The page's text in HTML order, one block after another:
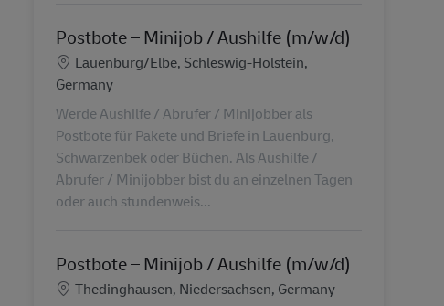
Postbote – Minijob / Aushilfe (m/w/d)
Konum
Lauenburg/Elbe, Schleswig-Holstein,
Germany
Werde Aushilfe / Abrufer / Minijobber als
Postbote für Pakete und Briefe in Lauenburg,
Schwarzenbek oder Büchen. Als Aushilfe /
Abrufer / Minijobber bist du an einzelnen Tagen
oder auch stundenweis...
Postbote – Minijob / Aushilfe (m/w/d)
Konum
Thedinghausen, Niedersachsen, Germany